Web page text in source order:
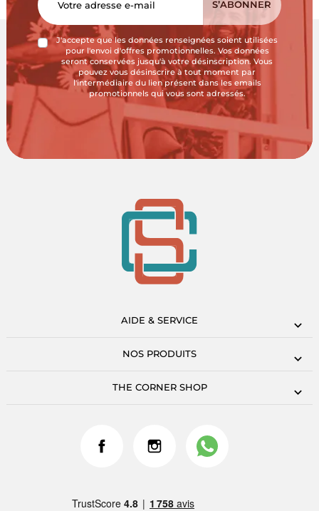
J'accepte que les données renseignées soient utilisées
pour l'envoi d'offres promotionnelles. Vos données
seront conservées jusqu'à votre désinscription. Vous
pouvez vous désinscrire à tout moment par
l'intermédiaire du lien présent dans les emails
promotionnels qui vous sont adressés.
AIDE & SERVICE
NOS PRODUITS
THE CORNER SHOP